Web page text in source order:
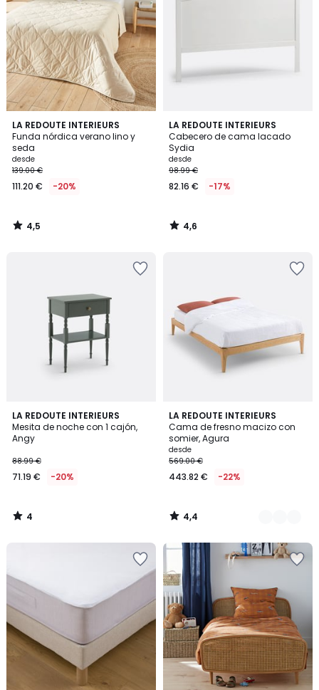
LA REDOUTE INTERIEURS
Funda nórdica verano lino y
seda
desde
139.00 €
111.20 € -20%
4,5
/ 5
4,5
/
LA REDOUTE INTERIEURS
Cabecero de cama lacado
Sydia
desde
98.99 €
82.16 € -17%
4,6
/ 5
4,6
/
LA REDOUTE INTERIEURS
Mesita de noche con 1 cajón,
Angy
88.99 €
71.19 € -20%
4
/
5
4
/
LA REDOUTE INTERIEURS
Cama de fresno macizo con
somier, Agura
desde
569.00 €
443.82 € -22%
4,4
/ 5
2
Colores
4,4
/